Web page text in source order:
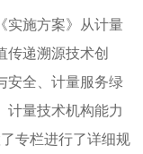
施方案》从计量
传递溯源技术创
安全、计量服务绿
计量技术机构能力
专栏进行了详细规